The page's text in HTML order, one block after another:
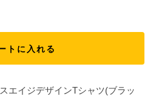
トに入れる
エイジデザインTシャツ(ブラッ